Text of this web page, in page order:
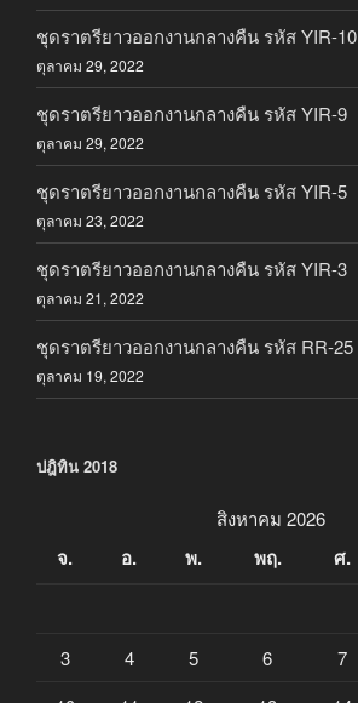
ชุดราตรียาวออกงานกลางคืน รหัส YIR-10
ตุลาคม 29, 2022
ชุดราตรียาวออกงานกลางคืน รหัส YIR-9
ตุลาคม 29, 2022
ชุดราตรียาวออกงานกลางคืน รหัส YIR-5
ตุลาคม 23, 2022
ชุดราตรียาวออกงานกลางคืน รหัส YIR-3
ตุลาคม 21, 2022
ชุดราตรียาวออกงานกลางคืน รหัส RR-25
ตุลาคม 19, 2022
ปฎิทิน 2018
สิงหาคม 2026
จ. อ. พ. พฤ. ศ.
3
4 5 6 7